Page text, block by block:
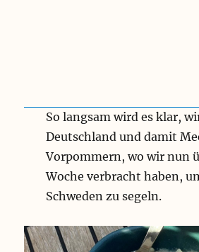
So langsam wird es klar,
Deutschland und damit
Vorpommern, wo wir nun
Woche verbracht haben,
Schweden zu segeln.